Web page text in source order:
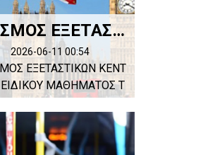
ΟΡΙΣΜΟΣ ΕΞΕΤΑΣΤΙΚΩΝ ΚΕΝΤΡΩΝ ΕΙΔΙΚΟΥ ΜΑΘΗΜΑΤΟΣ ΤΩΝ ΑΓΓΛΙΚΩΝ - ΠΑΝΕΛΛΑΔΙΚΩΝ ΕΞΕΤΑΣΕΩΝ 2026
2026-06-11 00:54
ΕΞΕΤΑΣΤΙΚΩΝ ΚΕΝΤ
ΜΑΘΗΜΑΤΟΣ Τ
ΩΝ ΑΓΓΛΙΚΩΝ -...